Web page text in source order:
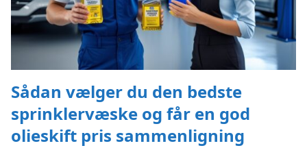
Sådan vælger du den bedste
sprinklervæske og får en god
olieskift pris sammenligning